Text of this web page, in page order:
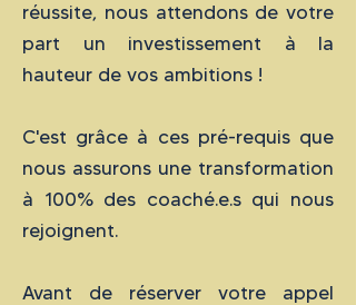
réussite, nous attendons de votre
part un investissement à la
hauteur de vos ambitions !
C'est grâce à ces pré-requis que
nous assurons une transformation
à 100% des coaché.e.s qui nous
rejoignent.
Avant de réserver votre appel